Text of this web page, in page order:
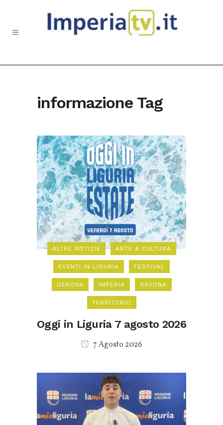
informazione Tag
ALTRE NOTIZIE ARTE & CULTURA
EVENTI IN LIGURIA FESTIVAL
GENOVA IMPERIA SAVONA
TERRITORIO
Oggi in Liguria 7 agosto 2026
7 Agosto 2026